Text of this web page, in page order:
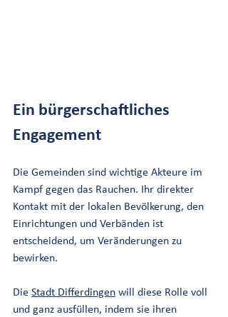
Ein bürgerschaftliches
Engagement
Die Gemeinden sind wichtige Akteure im
Kampf gegen das Rauchen. Ihr direkter
Kontakt mit der lokalen Bevölkerung, den
Einrichtungen und Verbänden ist
entscheidend, um Veränderungen zu
bewirken.
Die Stadt Differdingen will diese Rolle voll
und ganz ausfüllen, indem sie ihren